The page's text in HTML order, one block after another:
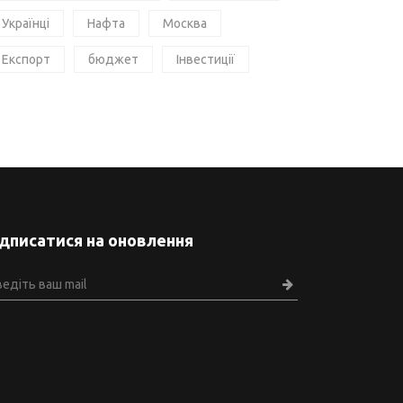
Українці Нафта Москва
Експорт бюджет Інвестиції
на оновлення